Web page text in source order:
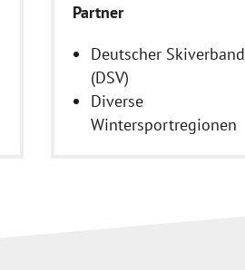
Partner
Deutscher Skiverband
(DSV)
Diverse
Wintersportregionen